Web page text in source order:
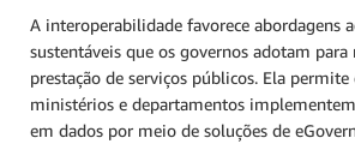
A interoperabilidade favorece abordagens
sustentáveis que os governos adotam para
prestação de serviços públicos. Ela permite
ministérios e departamentos
em dados por meio de soluções de